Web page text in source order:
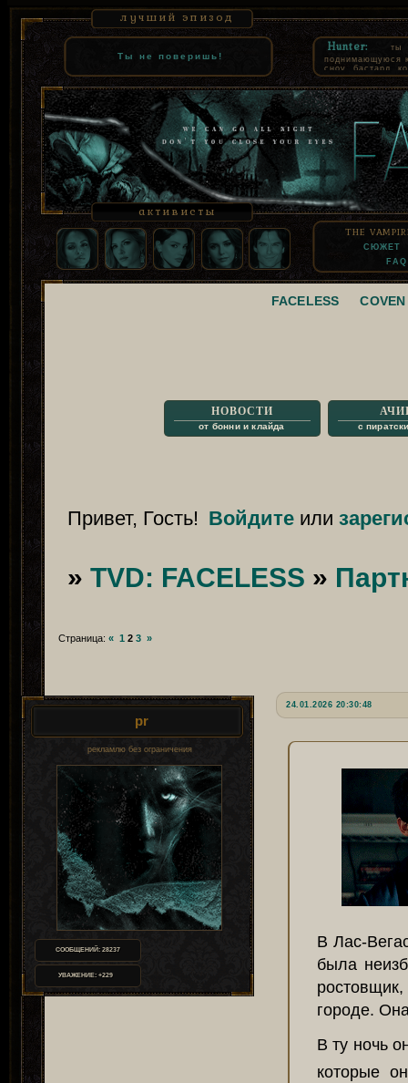
лучший эпизод
Ты не поверишь!
Hunter:
ты
поднимающуюся
сноу, бастард,
как комнатная
суть, взять
которое все
узурпацию.
помнил только
продал свою
активисты
THE
СЮЖЕТ
FAQ
FACELESS COVEN
НОВОСТИ
от бонни и клайда с
Привет, Гость! Войдитеили
» TVD: FACELESS »
Страница: « 1 2 3 »
24.01.2026 20:30:48
pr
рекламлю без ограничения
СООБЩЕНИЙ: 28237
УВАЖЕНИЕ: +229
В Лас-
была
городе.
В ту ночь
которые